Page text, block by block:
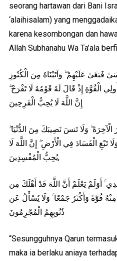
seorang hartawan dari Bani
‘alaihisalam) yang
karena kesombongan dan
Allah Subhanahu Wa Ta’ala
عَلَيْهِمْ ۖ وَآتَيْنَاهُ مِنَ الْكُنُوزِ
الْقُوَّةِ إِذْ قَالَ لَهُ قَوْمُهُ لَا تَفْرَحْ
إِنَّ اللَّهَ لَا يُحِبُّ الْفَرِحِينَ
الْآخِرَةَ ۖ وَلَا تَنسَ نَصِيبَكَ مِنَ الدُّنْيَا
تَبْغِ الْفَسَادَ فِي الْأَرْضِ ۖ إِنَّ اللَّهَ لَا
يُحِبُّ الْمُفْسِدِينَ,
أَوَلَمْ يَعْلَمْ أَنَّ اللَّهَ قَدْ أَهْلَكَ مِن
قُوَّةً وَأَكْثَرُ جَمْعًا ۚ وَلَا يُسْأَلُ عَن
ذُنُوبِهِمُ الْمُجْرِمُونَ
“Sesungguhnya Qarun
maka ia berlaku aniaya